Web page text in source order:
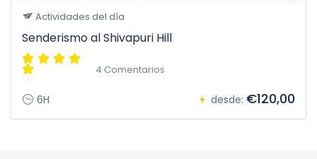
Actividades del día
Senderismo al Shivapuri Hill
4 Comentarios
6H desde: €120,00